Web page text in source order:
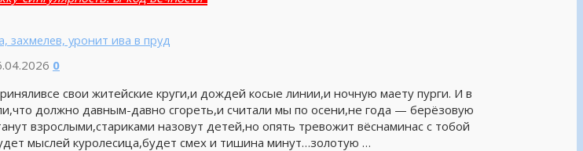
захмелев, уронит ива в пруд
0
свои житейские круги,и дождей косые линии,и ночную маету пурги. И в
должно давным-давно сгореть,и считали мы по осени,не года — берёзовую
взрослыми,стариками назовут детей,но опять тревожит вёснаминас с тобой
мыслей куролесица,будет смех и тишина минут…золотую …